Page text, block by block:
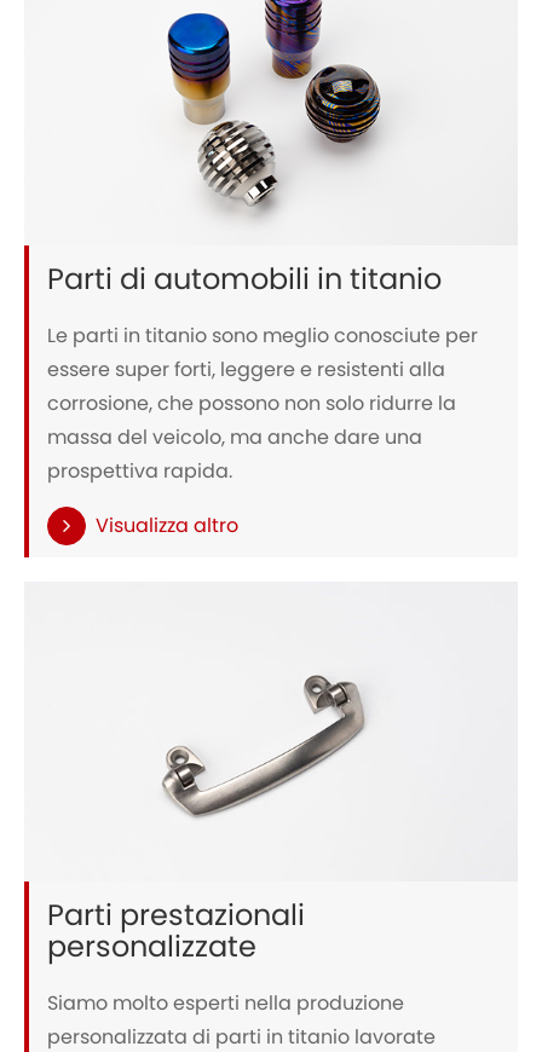
Parti di automobili in titanio
Le parti in titanio sono meglio conosciute per
essere super forti, leggere e resistenti alla
corrosione, che possono non solo ridurre la
massa del veicolo, ma anche dare una
prospettiva rapida.
Visualizza altro
Parti prestazionali
personalizzate
Siamo molto esperti nella produzione
personalizzata di parti in titanio lavorate